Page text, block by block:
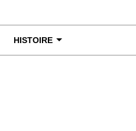
HISTOIRE